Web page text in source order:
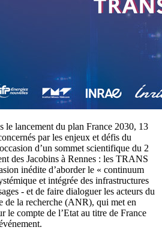
le lancement du plan France 2030, 13
par les enjeux et défis du
d’un sommet scientifique du 2
des Jacobins à Rennes : les TRANS
inédite d’aborder le « continuum
et intégrée des infrastructures
- et de faire dialoguer les acteurs du
de la recherche (ANR), qui met en
le compte de l’Etat au titre de France